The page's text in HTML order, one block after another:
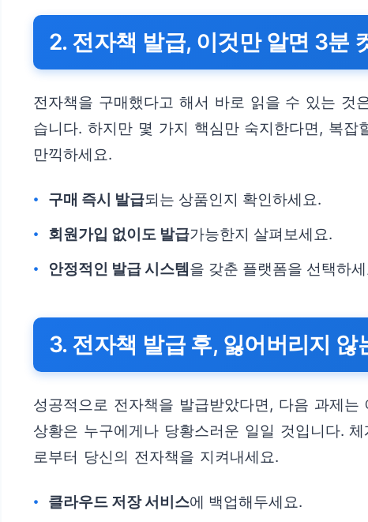
2. 전자책 발급, 이것만 알면 3분
전자책을 구매했다고 해서 바로 읽을 수 있는 것
습니다. 하지만 몇 가지 핵심만 숙지한다면, 복
만끽하세요.
구매 즉시 발급되는 상품인지 확인하세요.
회원가입 없이도 발급가능한지 살펴보세요.
안정적인 발급 시스템 을 갖춘 플랫폼을 선택하
3. 전자책 발급 후, 잃어버리지 않
성공적으로 전자책을 발급받았다면, 다음 과제
상황은 누구에게나 당황스러운 일일 것입니다.
로부터 당신의 전자책을 지켜내세요.
클라우드 저장 서비스에 백업해두세요.